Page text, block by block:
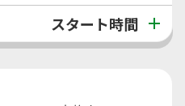
スタート時間